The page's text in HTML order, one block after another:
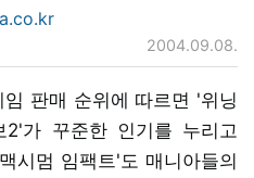
2004.09.08.
판매 순위에 따르면 '위닝
2'가 꾸준한 인기를 누리고
시멈 임팩트'도 매니아들의